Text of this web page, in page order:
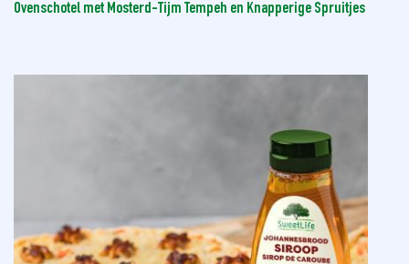
Ovenschotel met Mosterd-Tijm Tempeh en Knapperige Spruitjes